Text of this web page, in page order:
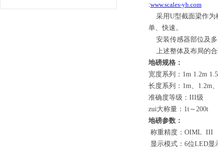
:www.scales-yh.com
采用U型截面梁作为
单、快速。
安装传感器部位及多
上述整体及布局的合
地磅规格：
宽度系列： 1m 1.2m
长度系列： 1m、 1.2m
准确度等级： III级
zui大称量： 1t ～ 200t
地磅参数：
称重精度： OIML III
显示模式： 6位LED显